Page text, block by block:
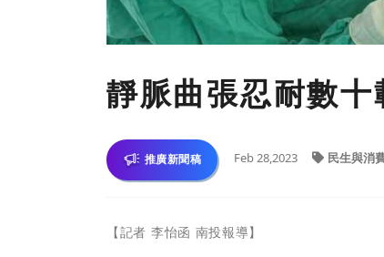
靜脈曲張忍耐數
推廣新聞稿 Feb 28,2023 民生與消
【記者 李怡函 南投報導】